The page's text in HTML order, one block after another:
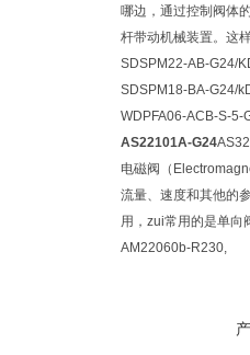
哪边，通过控制阀体
杆带动机械装置。这
SDSPM22-AB-G24/
SDSPM18-BA-G24/
WDPFA06-ACB-S-5-
AS22101A-G24
电磁阀（
流量、速度和其他的
用，zui常用的是单向
AM22060b-R230,